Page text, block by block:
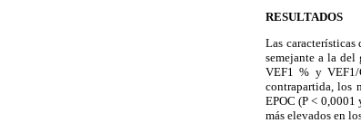
RESULTADOS
Las características
semejante a la del
VEF1 % y VEF1/
contrapartida, los
EPOC (P <
más elevados en